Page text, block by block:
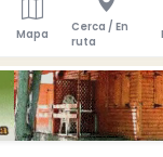
Mapa
Cerca / En
ruta